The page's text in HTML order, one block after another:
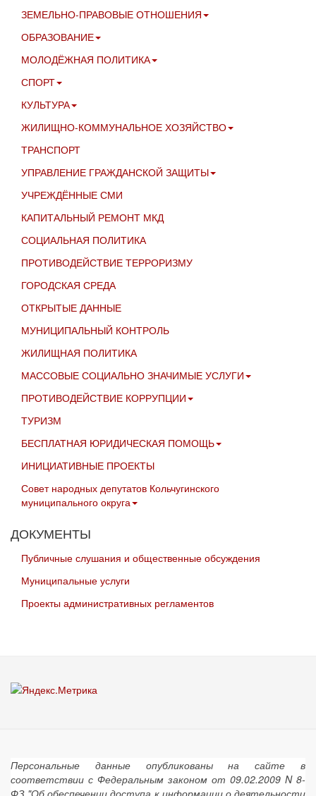
ЗЕМЕЛЬНО-ПРАВОВЫЕ ОТНОШЕНИЯ
ОБРАЗОВАНИЕ
МОЛОДЁЖНАЯ ПОЛИТИКА
СПОРТ
КУЛЬТУРА
ЖИЛИЩНО-КОММУНАЛЬНОЕ ХОЗЯЙСТВО
ТРАНСПОРТ
УПРАВЛЕНИЕ ГРАЖДАНСКОЙ ЗАЩИТЫ
УЧРЕЖДЁННЫЕ СМИ
КАПИТАЛЬНЫЙ РЕМОНТ МКД
СОЦИАЛЬНАЯ ПОЛИТИКА
ПРОТИВОДЕЙСТВИЕ ТЕРРОРИЗМУ
ГОРОДСКАЯ СРЕДА
ОТКРЫТЫЕ ДАННЫЕ
МУНИЦИПАЛЬНЫЙ КОНТРОЛЬ
ЖИЛИЩНАЯ ПОЛИТИКА
МАССОВЫЕ СОЦИАЛЬНО ЗНАЧИМЫЕ УСЛУГИ
ПРОТИВОДЕЙСТВИЕ КОРРУПЦИИ
ТУРИЗМ
БЕСПЛАТНАЯ ЮРИДИЧЕСКАЯ ПОМОЩЬ
ИНИЦИАТИВНЫЕ ПРОЕКТЫ
Совет народных депутатов Кольчугинского
муниципального округа
ДОКУМЕНТЫ
Публичные слушания и общественные обсуждения
Муниципальные услуги
Проекты административных регламентов
Персональные данные опубликованы на сайте в
соответствии с Федеральным законом от 09.02.2009 N 8-